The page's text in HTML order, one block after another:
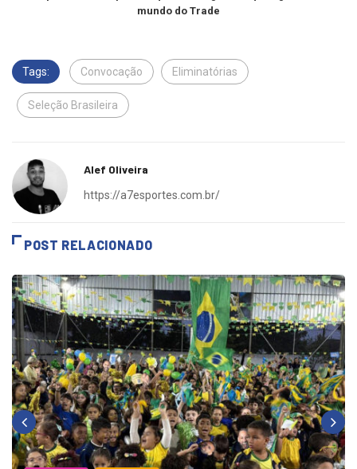
mundo do Trade
Tags: Convocação Eliminatórias
Seleção Brasileira
Alef Oliveira
https://a7esportes.com.br/
POST RELACIONADO